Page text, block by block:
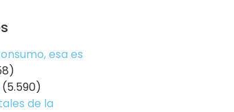
esa es
(5.590)
de la